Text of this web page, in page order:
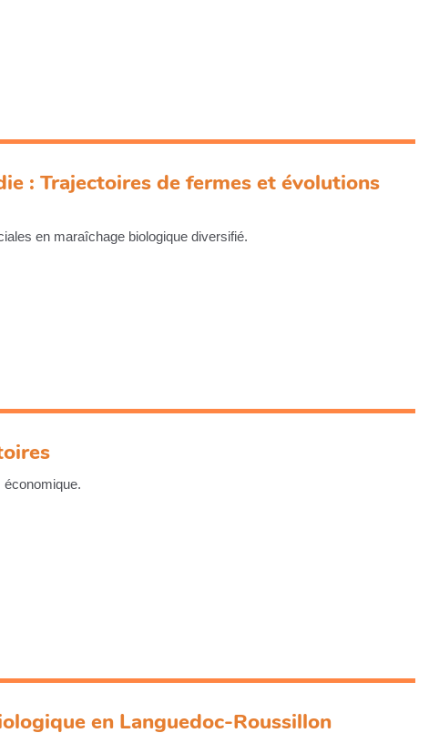
: Trajectoires de fermes et évolutions
en maraîchage biologique diversifié.
en Languedoc-Roussillon